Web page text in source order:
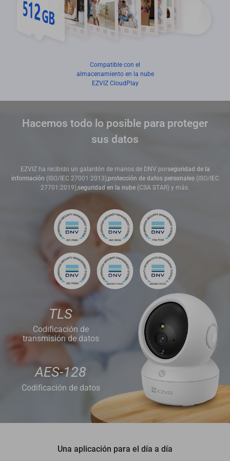
Compatible con el
almacenamiento en la nube
EZVIZ CloudPlay
Hacemos todo lo posible para proteger
sus datos
EZVIZ ha recibido un galardón de manos de DNV porseguridad de la
información (ISO/IEC 27001:2013),protección de datos personales(ISO/IEC
27701:2019),seguridad en la nube (CSA STAR) y más.
TLS
Codificación de
transmisión de datos
AES-128
Codificación de datos
Una aplicación para el día a día